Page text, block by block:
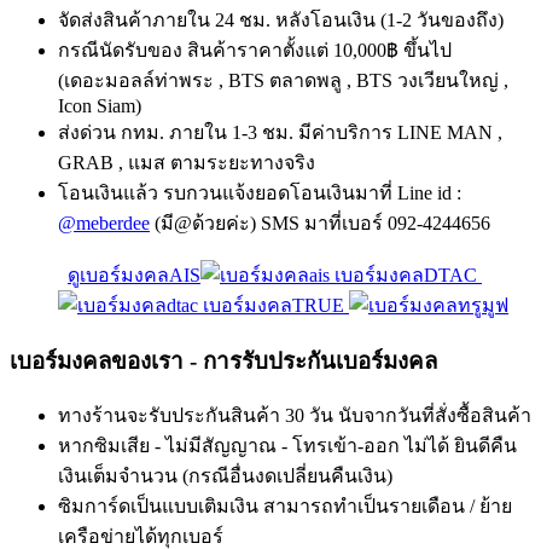
จัดส่งสินค้าภายใน 24 ชม. หลังโอนเงิน (1-2 วันของถึง)
กรณีนัดรับของ สินค้าราคาตั้งแต่ 10,000฿ ขึ้นไป
(เดอะมอลล์ท่าพระ , BTS ตลาดพลู , BTS วงเวียนใหญ่ ,
Icon Siam)
ส่งด่วน กทม. ภายใน 1-3 ชม. มีค่าบริการ LINE MAN ,
GRAB , แมส ตามระยะทางจริง
โอนเงินแล้ว รบกวนแจ้งยอดโอนเงินมาที่ Line id :
@meberdee (มี@ด้วยค่ะ) SMS มาที่เบอร์ 092-4244656
ดูเบอร์มงคลAIS
เบอร์มงคลDTAC
เบอร์มงคลTRUE
เบอร์มงคลของเรา - การรับประกันเบอร์มงคล
ทางร้านจะรับประกันสินค้า 30 วัน นับจากวันที่สั่งซื้อสินค้า
หากซิมเสีย - ไม่มีสัญญาณ - โทรเข้า-ออก ไม่ได้ ยินดีคืน
เงินเต็มจำนวน (กรณีอื่นงดเปลี่ยนคืนเงิน)
ซิมการ์ดเป็นแบบเติมเงิน สามารถทำเป็นรายเดือน / ย้าย
เครือข่ายได้ทุกเบอร์